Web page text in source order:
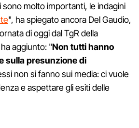
molto importanti, le indagini
", ha spiegato ancora Del Gaudio,
di oggi dal TgR della
aggiunto: "Non tutti hanno
sulla presunzione di
non si fanno sui media: ci vuole
e aspettare gli esiti delle